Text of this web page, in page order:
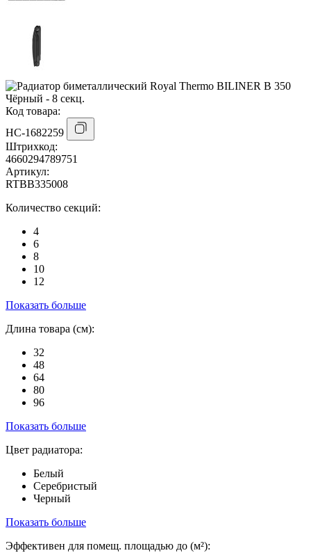
Код товара:
НС-1682259
Штрихкод:
4660294789751
Артикул:
RTBB335008
Количество секций:
4
6
8
10
12
Показать больше
Длина товара (см):
32
48
64
80
96
Показать больше
Цвет радиатора:
Белый
Серебристый
Черный
Показать больше
Эффективен для помещ. площадью до (м²):